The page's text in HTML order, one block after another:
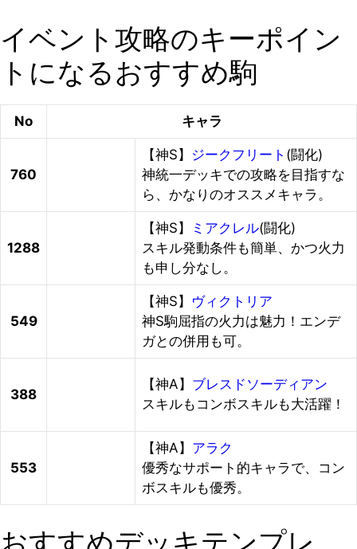
イベント攻略のキーポイン
トになるおすすめ駒
No キャラ
760
【神S】 ジークフリート (闘化)
神統一デッキでの攻略を目指すな
ら、かなりのオススメキャラ。
1288
【神S】 ミアクレル(闘化)
スキル発動条件も簡単、かつ火力
も申し分なし。
549
【神S】 ヴィクトリア
神S駒屈指の火力は魅力！エンデ
ガとの併用も可。
388
【神A】 ブレスドソーディアン
スキルもコンボスキルも大活躍！
553
【神A】 アラク
優秀なサポート的キャラで、コン
ボスキルも優秀。
おすすめデッキテンプレ